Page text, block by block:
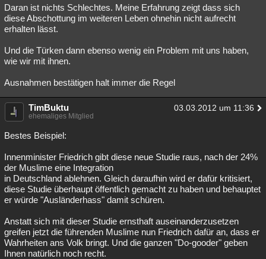
Daran ist nichts Schlechtes. Meine Erfahrung zeigt dass sich
diese Abschottung im weiteren Leben ohnehin nicht aufrecht
erhalten lässt.
Und die Türken dann ebenso wenig ein Problem mit uns haben,
wie wir mit ihnen.
Ausnahmen bestätigen halt immer die Regel
TimBuktu 03.03.2012 um 11:36
ehemaliges Mitglied
Bestes Beispiel:
Innenminister Friedrich gibt diese neue Studie raus, nach der 24%
der Muslime eine Integration
in Deutschland ablehnen. Gleich daraufhin wird er dafür kritisiert,
diese Studie überhaupt öffentlich gemacht zu haben und behauptet
er würde "Ausländerhass" damit schüren.
Anstatt sich mit dieser Studie ernsthaft auseinanderzusetzen
greifen jetzt die führenden Muslime nun Friedrich dafür an, dass er
Wahrheiten ans Volk bringt. Und die ganzen "Do-gooder" geben
Ihnen natürlich noch recht.